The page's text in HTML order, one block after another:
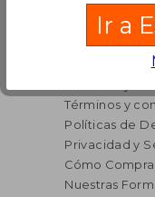
Vender Libros
Términos y
Políticas de
Privacidad y
Cómo
Nuestras
Ir a